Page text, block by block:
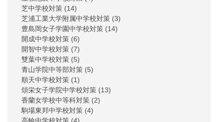
芝中学校対策 (14)
芝浦工業大学附属中学校対策 (3)
豊島岡女子学園中学校対策 (14)
開成中学校対策 (6)
開智中学校対策 (7)
雙葉中学校対策 (5)
青山学院中等部対策 (5)
順天中学校対策 (1)
頌栄女子学院中学校対策 (13)
香蘭女学校中等科対策 (2)
駒場東邦中学校対策 (4)